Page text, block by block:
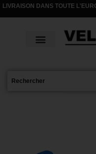
LIVRAISON DANS TOUTE